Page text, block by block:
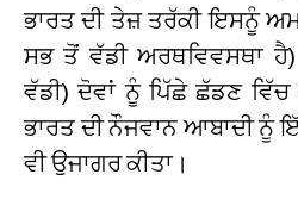
ਭਾਰਤ ਦੀ ਤੇਜ਼ ਤਰੱਕੀ ਇਸਨੂੰ
ਸਭ ਤੋਂ ਵੱਡੀ ਅਰਥਵਿਵਸਥਾ
ਵੱਡੀ) ਦੋਵਾਂ ਨੂੰ ਪਿੱਛੇ ਛੱਡਣ
ਭਾਰਤ ਦੀ ਨੌਜਵਾਨ ਆਬਾਦੀ ਨੂੰ
ਵੀ ਉਜਾਗਰ ਕੀਤਾ।